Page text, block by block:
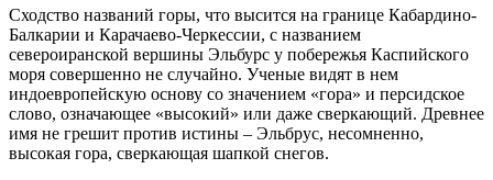
Сходство названий горы, что высится на границе Кабардино-
Балкарии и Карачаево-Черкессии, с названием
североиранской вершины Эльбурс у побережья Каспийского
моря совершенно не случайно. Ученые видят в нем
индоевропейскую основу со значением «гора» и персидское
слово, означающее «высокий» или даже сверкающий. Древнее
имя не грешит против истины – Эльбрус, несомненно,
высокая гора, сверкающая шапкой снегов.